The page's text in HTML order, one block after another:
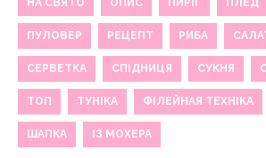
НА СВЯТО ОПИС ПИРІГ ПЛЕД
ПУЛОВЕР РЕЦЕПТ РИБА
СЕРВЕТКА СПІДНИЦЯ СУКНЯ
ТОП ТУНІКА ФІЛЕЙНАЯ ТЕХНІКА
ШАПКА ІЗ МОХЕРА